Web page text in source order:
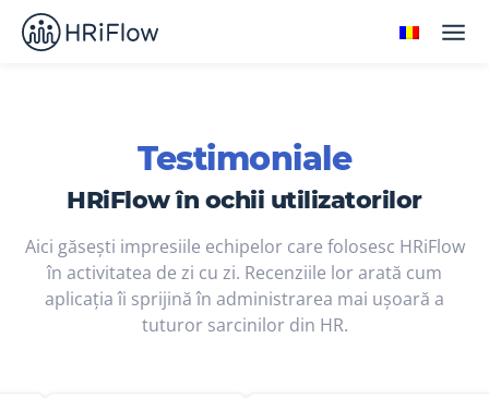
Testimoniale
HRiFlow în ochii utilizatorilor
Aici găsești impresiile echipelor care folosesc HRiFlow
în activitatea de zi cu zi. Recenziile lor arată cum
aplicația îi sprijină în administrarea mai ușoară a
tuturor sarcinilor din HR.